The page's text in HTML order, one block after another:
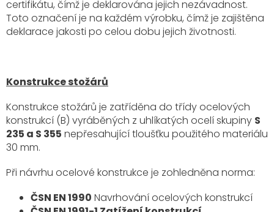
certifikátu, čímž je deklarována jejich nezávadnost.
Toto označení je na každém výrobku, čímž je zajištěna
deklarace jakosti po celou dobu jejich životnosti.
Konstrukce stožárů
Konstrukce stožárů je zatříděna do třídy ocelových
konstrukcí (B) vyráběných z uhlíkatých ocelí skupiny S
235 a S 355 nepřesahující tloušťku použitého materiálu
30 mm.
Při návrhu ocelové konstrukce je zohledněna norma:
ČSN EN 1990 Navrhování ocelových konstrukcí